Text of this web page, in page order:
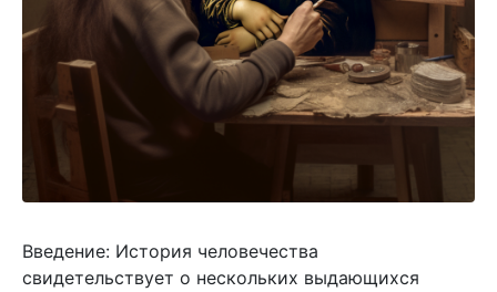
Введение: История человечества
свидетельствует о нескольких выдающихся